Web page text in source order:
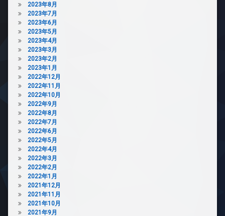
2023年8月
2023年7月
2023年6月
2023年5月
2023年4月
2023年3月
2023年2月
2023年1月
2022年12月
2022年11月
2022年10月
2022年9月
2022年8月
2022年7月
2022年6月
2022年5月
2022年4月
2022年3月
2022年2月
2022年1月
2021年12月
2021年11月
2021年10月
2021年9月